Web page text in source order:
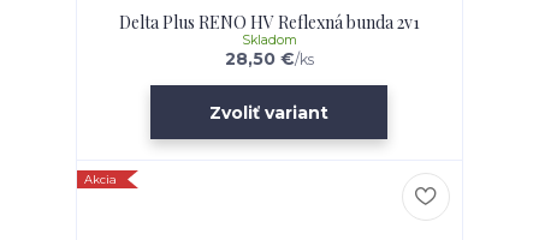
Delta Plus RENO HV Reflexná bunda 2v1
28,50 €/ks
Skladom
Zvoliť variant
Akcia